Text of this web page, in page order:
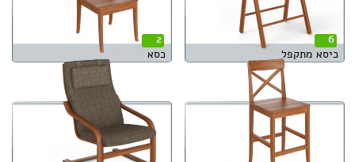
6
כיסא מתקפל
2
כסא